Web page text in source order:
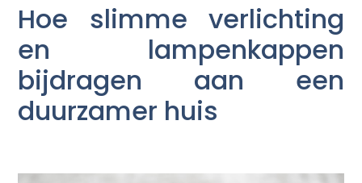
Hoe slimme verlichting
en lampenkappen
bijdragen aan een
duurzamer huis